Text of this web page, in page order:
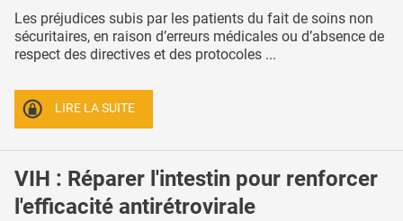
Les préjudices subis par les patients du fait de soins non
sécuritaires, en raison d’erreurs médicales ou d’absence de
respect des directives et des protocoles ...
LIRE LA SUITE
VIH : Réparer l'intestin pour renforcer
l'efficacité antirétrovirale